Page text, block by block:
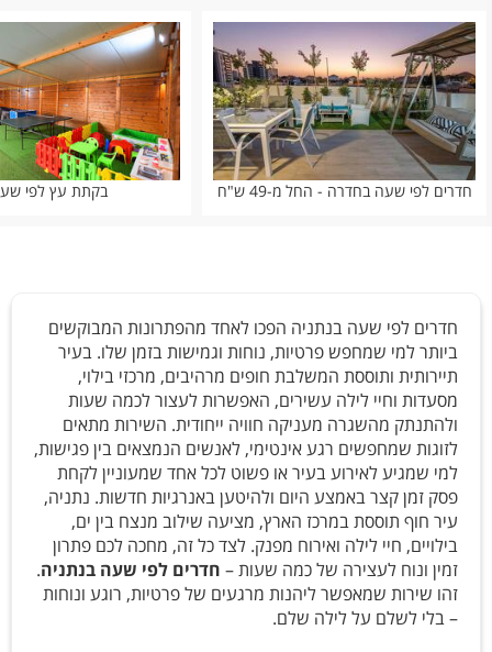
חדרים לפי שעה בחדרה - החל מ-49 ש"ח בקתת עץ לפי
חדרים לפי שעה בנתניה הפכו לאחד מהפתרונות המבוקשים
ביותר למי שמחפש פרטיות, נוחות וגמישות בזמן שלו. בעיר
תיירותית ותוססת המשלבת חופים מרהיבים, מרכזי בילוי,
מסעדות וחיי לילה עשירים, האפשרות לעצור לכמה שעות
ולהתנתק מהשגרה מעניקה חוויה ייחודית. השירות מתאים
לזוגות שמחפשים רגע אינטימי, לאנשים הנמצאים בין פגישות,
למי שמגיע לאירוע בעיר או פשוט לכל אחד שמעוניין לקחת
פסק זמן קצר באמצע היום ולהיטען באנרגיות חדשות. נתניה,
עיר חוף תוססת במרכז הארץ, מציעה שילוב מנצח בין ים,
בילויים, חיי לילה ואירוח מפנק. לצד כל זה, מחכה לכם פתרון
זמין ונוח לעצירה של כמה שעות – חדרים לפי שעה בנתניה.
זהו שירות שמאפשר ליהנות מרגעים של פרטיות, רוגע ונוחות
– בלי לשלם על לילה שלם.